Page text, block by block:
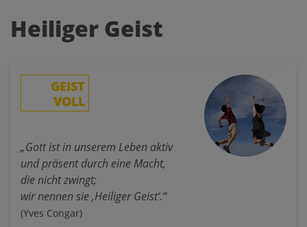
A A A A A
Heiliger Geist
GEIST
VOLL
„Gott ist in unserem Leben aktiv
und präsent durch eine Macht,
die nicht zwingt;
wir nennen sie ‚Heiliger Geist‘.“
(Yves Congar)